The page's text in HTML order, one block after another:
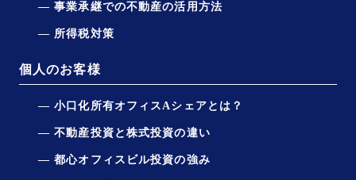
事業承継での不動産の活用方法
所得税対策
個人のお客様
小口化所有オフィスAシェアとは？
不動産投資と株式投資の違い
都心オフィスビル投資の強み